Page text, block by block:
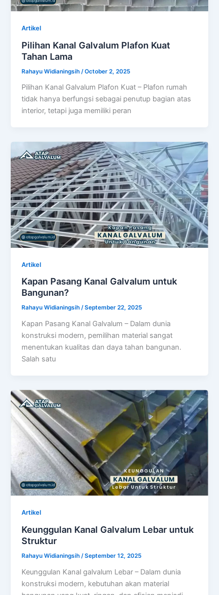
Artikel
Pilihan Kanal Galvalum Plafon Kuat
Tahan Lama
Rahayu Widianingsih /October 2, 2025
Pilihan Kanal Galvalum Plafon Kuat – Plafon rumah
tidak hanya berfungsi sebagai penutup bagian atas
interior, tetapi juga memiliki peran
Artikel
Kapan Pasang Kanal Galvalum untuk
Bangunan?
Rahayu Widianingsih/September 22, 2025
Kapan Pasang Kanal Galvalum – Dalam dunia
konstruksi modern, pemilihan material sangat
menentukan kualitas dan daya tahan bangunan.
Salah satu
Artikel
Keunggulan Kanal Galvalum Lebar untuk
Struktur
Rahayu Widianingsih /September 12, 2025
Keunggulan Kanal galvalum Lebar – Dalam dunia
konstruksi modern, kebutuhan akan material